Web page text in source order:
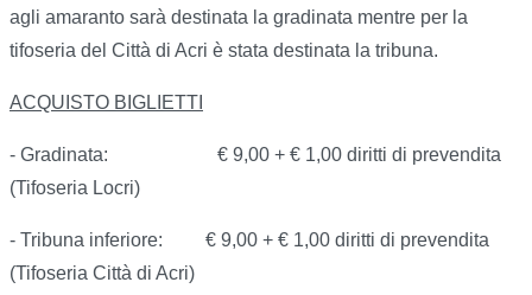
agli amaranto sarà destinata la gradinata mentre per la
tifoseria del Città di Acri è stata destinata la tribuna.
ACQUISTO BIGLIETTI
- Gradinata: € 9,00 + € 1,00 diritti di prevendita
(Tifoseria Locri)
- Tribuna inferiore: € 9,00 + € 1,00 diritti di prevendita
(Tifoseria Città di Acri)